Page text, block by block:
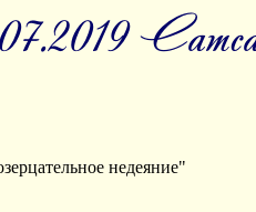
недеяние"